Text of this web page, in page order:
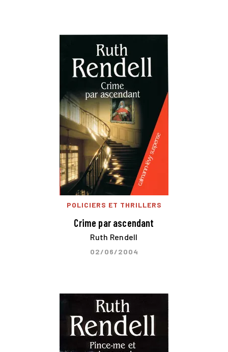
POLICIERS ET THRILLERS
Crime par ascendant
Ruth Rendell
02/06/2004